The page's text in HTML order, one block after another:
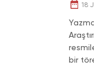
18
bir